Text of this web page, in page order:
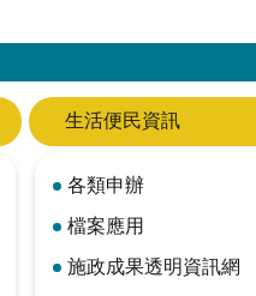
生活便民資訊
各類申辦
檔案應用
施政成果透明資訊網